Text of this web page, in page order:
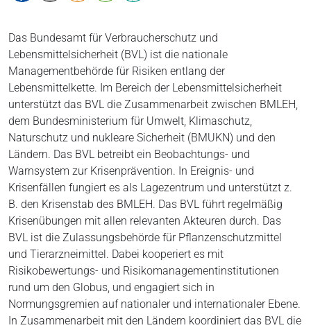
Das Bundesamt für Verbraucherschutz und
Lebensmittelsicherheit (BVL) ist die nationale
Managementbehörde für Risiken entlang der
Lebensmittelkette. Im Bereich der Lebensmittelsicherheit
unterstützt das BVL die Zusammenarbeit zwischen BMLEH,
dem Bundesministerium für Umwelt, Klimaschutz,
Naturschutz und nukleare Sicherheit (BMUKN) und den
Ländern. Das BVL betreibt ein Beobachtungs- und
Warnsystem zur Krisenprävention. In Ereignis- und
Krisenfällen fungiert es als Lagezentrum und unterstützt z.
B. den Krisenstab des BMLEH. Das BVL führt regelmäßig
Krisenübungen mit allen relevanten Akteuren durch. Das
BVL ist die Zulassungsbehörde für Pflanzenschutzmittel
und Tierarzneimittel. Dabei kooperiert es mit
Risikobewertungs- und Risikomanagementinstitutionen
rund um den Globus, und engagiert sich in
Normungsgremien auf nationaler und internationaler Ebene.
In Zusammenarbeit mit den Ländern koordiniert das BVL die